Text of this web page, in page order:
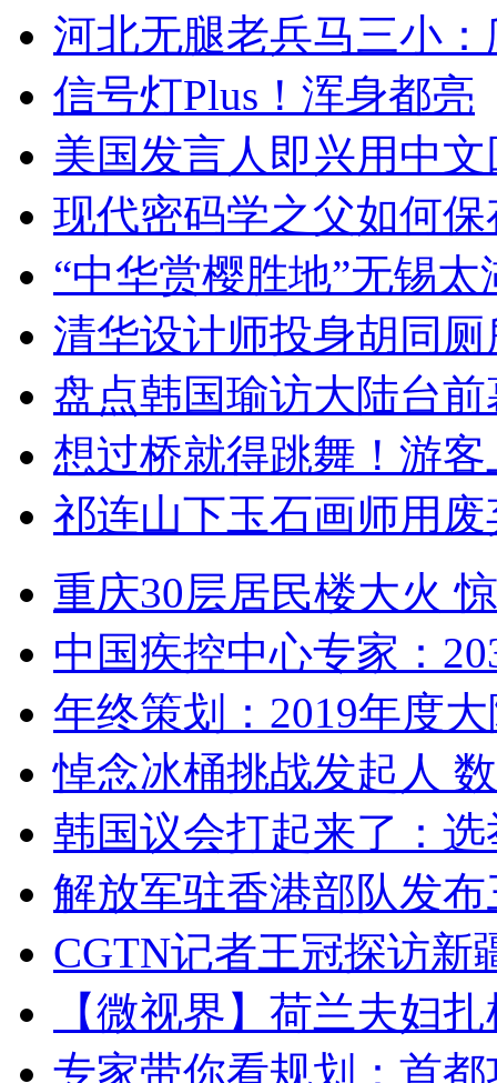
河北无腿老兵马三小
信号灯Plus！浑身都亮
美国发言人即兴用中
现代密码学之父如何
“中华赏樱胜地”无锡
清华设计师投身胡同
盘点韩国瑜访大陆台
想过桥就得跳舞！游客
祁连山下玉石画师用
重庆30层居民楼大火
中国疾控中心专家：
年终策划：2019年度
悼念冰桶挑战发起人
韩国议会打起来了：
解放军驻香港部队发
CGTN记者王冠探访新
【微视界】荷兰夫妇
专家带你看规划：首